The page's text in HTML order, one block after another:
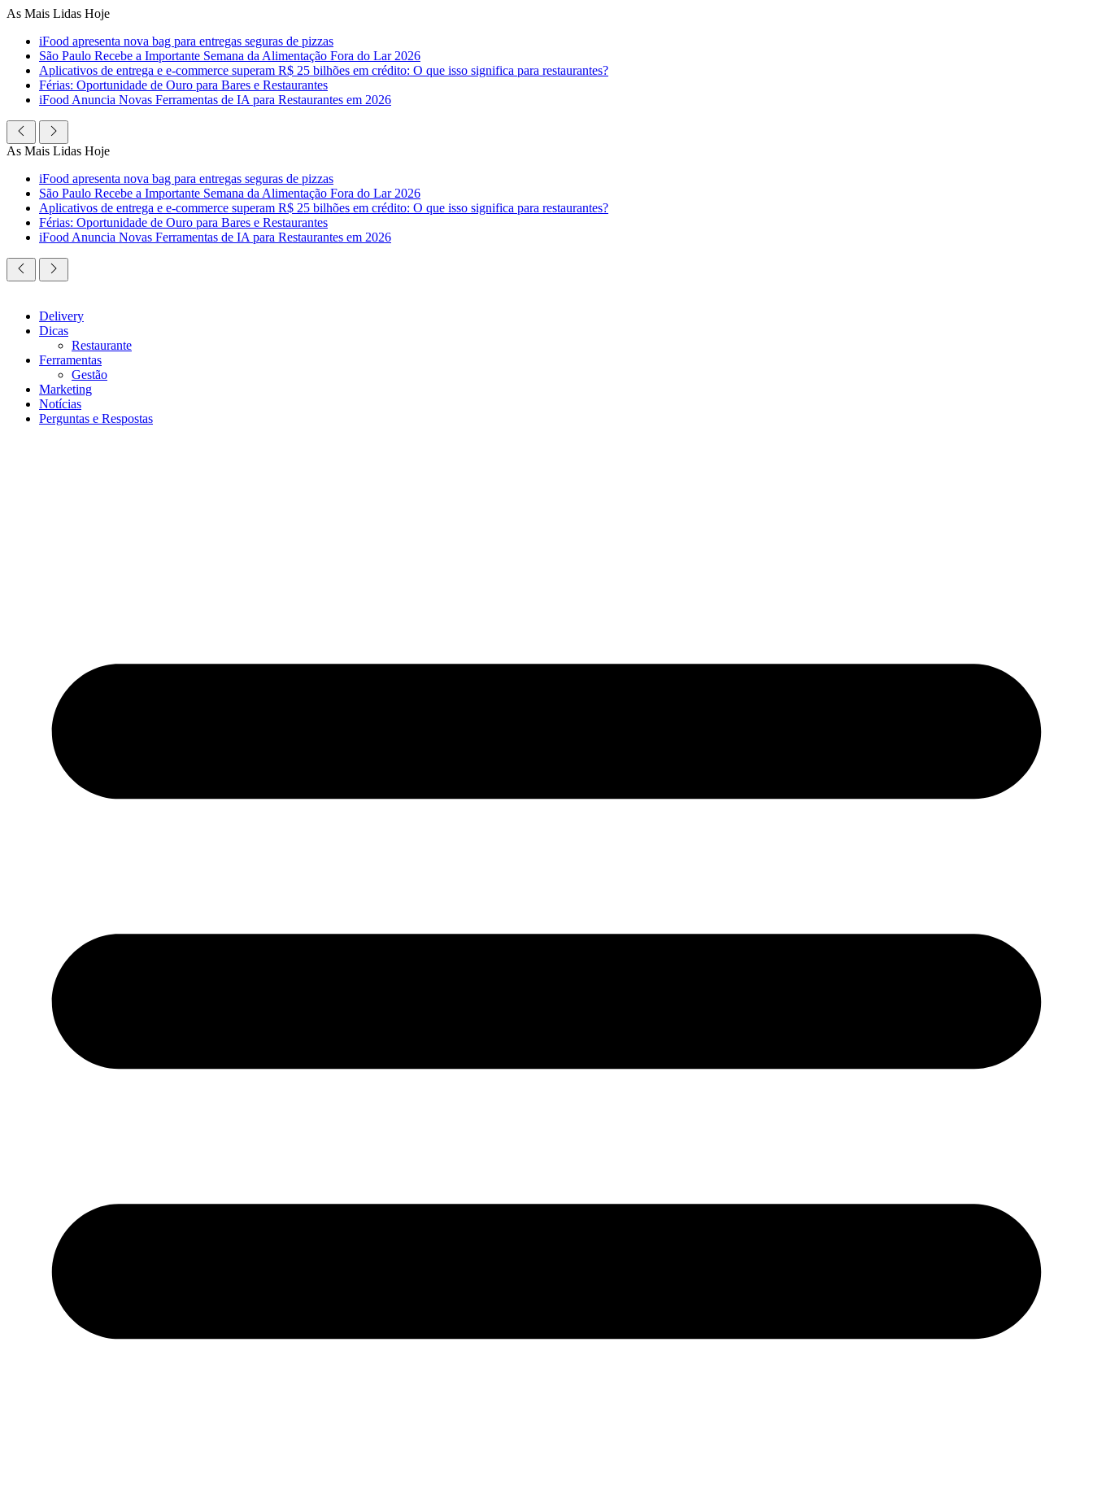
Ir
conteúdo
As Mais Lidas Hoje
iFood apresenta nova bag para entregas seguras de pizzas
São Paulo Recebe a Importante Semana da Alimentação Fora do Lar 2026
Aplicativos de entrega e e-commerce superam R$ 25 bilhões em crédito: O que isso significa para restaurantes?
Férias: Oportunidade de Ouro para Bares e Restaurantes
iFood Anuncia Novas Ferramentas de IA para Restaurantes em 2026
As Mais Lidas Hoje
iFood apresenta nova bag para entregas seguras de pizzas
São Paulo Recebe a Importante Semana da Alimentação Fora do Lar 2026
Aplicativos de entrega e e-commerce superam R$ 25 bilhões em crédito: O que isso significa para restaurantes?
Férias: Oportunidade de Ouro para Bares e Restaurantes
iFood Anuncia Novas Ferramentas de IA para Restaurantes em 2026
Delivery
Dicas
Restaurante
Ferramentas
Gestão
Marketing
Notícias
Perguntas e Respostas